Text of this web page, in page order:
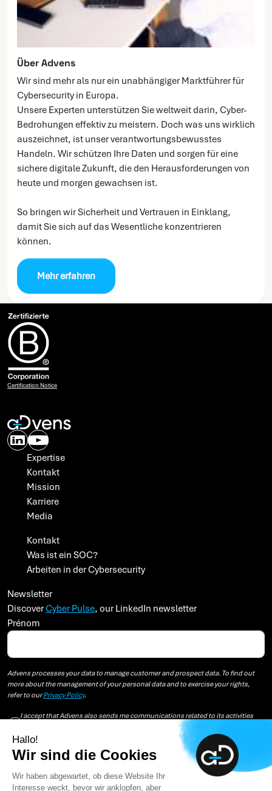
Hallo!
Wir sind die Cookies
Wir haben abgewartet, ob diese Website Ihr
Interesse weckt, bevor wir anklopfen, aber
Über Advens
Wir sind mehr als nur ein unabhängiger Marktführer für
Cybersecurity in Europa.
Unsere Experten unterstützen Sie weltweit darin, Cyber-
Bedrohungen effektiv zu meistern. Doch was uns wirklich
auszeichnet, ist unser verantwortungsbewusstes
Handeln. Wir schützen Ihre Daten und sorgen für eine
sichere digitale Zukunft, die den Herausforderungen von
heute und morgen gewachsen ist.
So bringen wir Sicherheit und Vertrauen in Einklang,
damit Sie sich auf das Wesentliche konzentrieren
können.
Mehr erfahren
Certification Notice
Expertise
Kontakt
Mission
Karriere
Media
Kontakt
Was ist ein SOC?
Arbeiten in der Cybersecurity
Newsletter
DiscoverCyber Pulse, our LinkedIn newsletter
Prénom
Advens processes your data to manage customer and prospect data. To find out
more about the management of your personal data and to exercise your rights,
refer to ourPrivacy Policy.
I accept that Advens also sends me communications related to its activities
You may unsubscribe from these communications at any time. For more
information on how to unsubscribe, our privacy practices, and how we are
committed to protecting and respecting your privacy, please review our Privacy
Policy.